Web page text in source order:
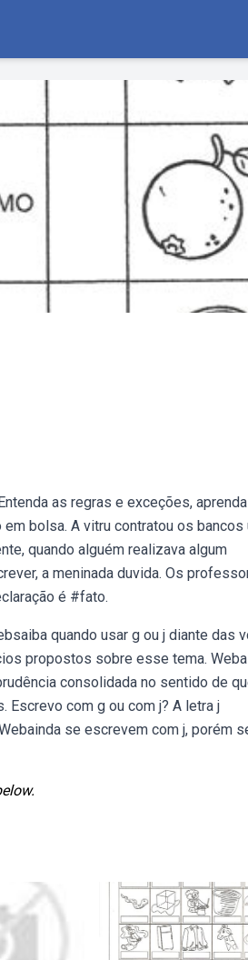
as regras e exceções,
bolsa. A vitru contratou os bancos
quando alguém realizava algum
a meninada duvida. Os
é #fato.
quando usar g ou j diante das
propostos sobre esse tema.
consolidada no sentido de
Escrevo com g ou com j? A letra j
se escrevem com j, porém